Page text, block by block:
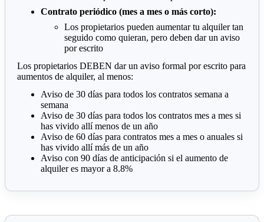
Contrato periódico (mes a mes o más corto):
Los propietarios pueden aumentar tu alquiler tan
seguido como quieran, pero deben dar un aviso
por escrito
Los propietarios DEBEN dar un aviso formal por escrito para
aumentos de alquiler, al menos:
Aviso de 30 días para todos los contratos semana a
semana
Aviso de 30 días para todos los contratos mes a mes si
has vivido allí menos de un año
Aviso de 60 días para contratos mes a mes o anuales si
has vivido allí más de un año
Aviso con 90 días de anticipación si el aumento de
alquiler es mayor a 8.8%